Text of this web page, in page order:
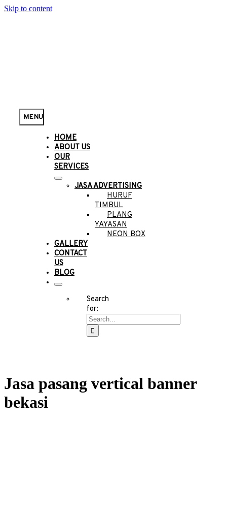
Skip to content
MENU
HOME
ABOUT US
OUR
SERVICES
JASA ADVERTISING
HURUF
TIMBUL
PLANG
YAYASAN
NEON BOX
GALLERY
CONTACT
US
BLOG
Search
for:
Jasa pasang vertical banner
bekasi